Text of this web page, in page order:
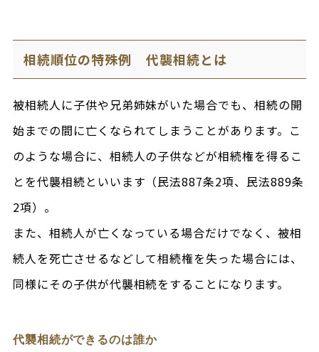
相続順位の特殊例 代襲相続とは
被相続人に子供や兄弟姉妹がいた場合でも、相続の開
始までの間に亡くなられてしまうことがあります。こ
のような場合に、相続人の子供などが相続権を得るこ
とを代襲相続といいます（民法887条2項、民法889条
2項）。
また、相続人が亡くなっている場合だけでなく、被相
続人を死亡させるなどして相続権を失った場合には、
同様にその子供が代襲相続をすることになります。
代襲相続ができるのは誰か